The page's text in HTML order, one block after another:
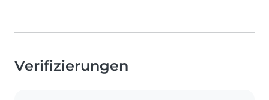
Verifizierungen